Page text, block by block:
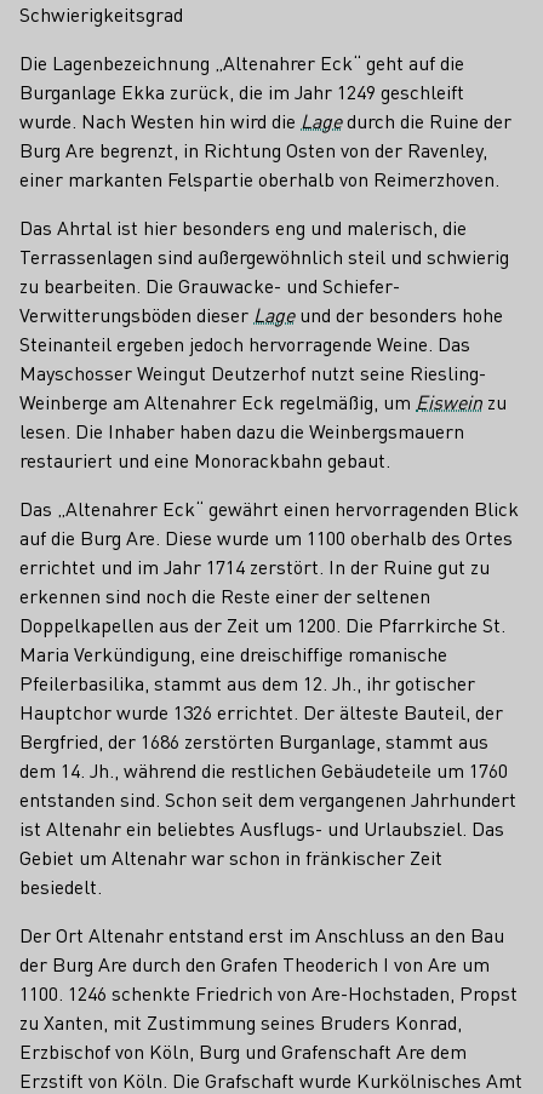
Schwierigkeitsgrad
Die Lagenbezeichnung „Altenahrer Eck“ geht auf die
Burganlage Ekka zurück, die im Jahr 1249 geschleift
wurde. Nach Westen hin wird die Lagedurch die Ruine der
Burg Are begrenzt, in Richtung Osten von der Ravenley,
einer markanten Felspartie oberhalb von Reimerzhoven.
Das Ahrtal ist hier besonders eng und malerisch, die
Terrassenlagen sind außergewöhnlich steil und schwierig
zu bearbeiten. Die Grauwacke- und Schiefer-
Verwitterungsböden dieser Lageund der besonders hohe
Steinanteil ergeben jedoch hervorragende Weine. Das
Mayschosser Weingut Deutzerhof nutzt seine Riesling-
Weinberge am Altenahrer Eck regelmäßig, um Eiswein zu
lesen. Die Inhaber haben dazu die Weinbergsmauern
restauriert und eine Monorackbahn gebaut.
Das „Altenahrer Eck“ gewährt einen hervorragenden Blick
auf die Burg Are. Diese wurde um 1100 oberhalb des Ortes
errichtet und im Jahr 1714 zerstört. In der Ruine gut zu
erkennen sind noch die Reste einer der seltenen
Doppelkapellen aus der Zeit um 1200. Die Pfarrkirche St.
Maria Verkündigung, eine dreischiffige romanische
Pfeilerbasilika, stammt aus dem 12. Jh., ihr gotischer
Hauptchor wurde 1326 errichtet. Der älteste Bauteil, der
Bergfried, der 1686 zerstörten Burganlage, stammt aus
dem 14. Jh., während die restlichen Gebäudeteile um 1760
entstanden sind. Schon seit dem vergangenen Jahrhundert
ist Altenahr ein beliebtes Ausflugs- und Urlaubsziel. Das
Gebiet um Altenahr war schon in fränkischer Zeit
besiedelt.
Der Ort Altenahr entstand erst im Anschluss an den Bau
der Burg Are durch den Grafen Theoderich I von Are um
1100. 1246 schenkte Friedrich von Are-Hochstaden, Propst
zu Xanten, mit Zustimmung seines Bruders Konrad,
Erzbischof von Köln, Burg und Grafenschaft Are dem
Erzstift von Köln. Die Grafschaft wurde Kurkölnisches Amt